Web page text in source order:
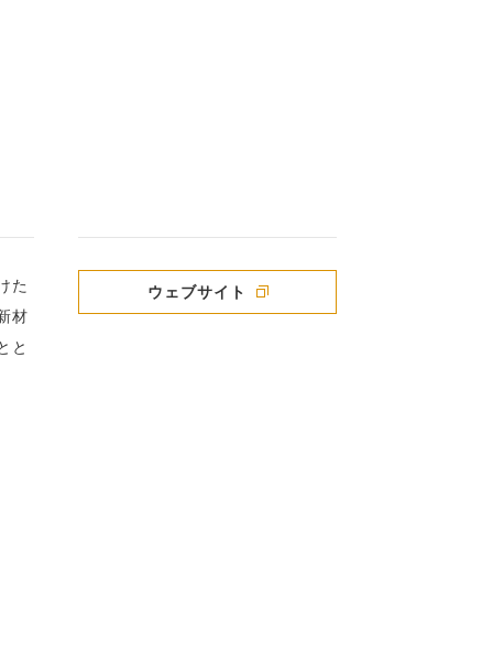
た
材
と
ウェブサイト